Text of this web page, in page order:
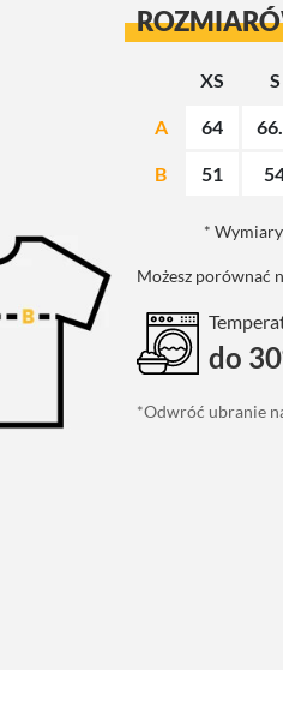
XS S
A 64
B 51
*
Możesz porównać
do
*Odwróć ubranie